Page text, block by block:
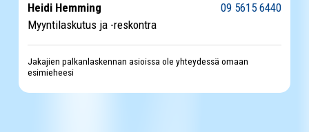
Heidi Hemming
Myyntilaskutus ja -reskontra
09 5615 6440
Jakajien palkanlaskennan asioissa ole yhteydessä omaan
esimieheesi